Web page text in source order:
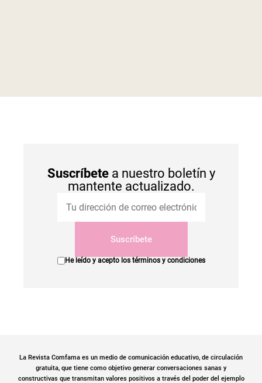
Suscríbetea nuestro boletín y
mantente actualizado.
Suscríbete
He leído y acepto los términos y condiciones
La Revista Comfama es un medio de comunicación educativo, de circulación
gratuita, que tiene como objetivo generar conversaciones sanas y
constructivas que transmitan valores positivos a través del poder del ejemplo